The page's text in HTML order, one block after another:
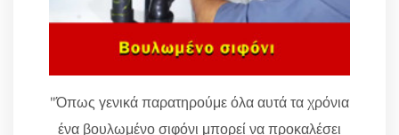
"Όπως γενικά παρατηρούμε όλα αυτά τα χρόνια
ένα βουλωμένο σιφόνι μπορεί να προκαλέσει